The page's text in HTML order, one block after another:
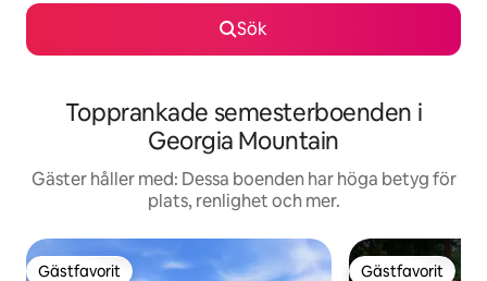
Sök
Topprankade semesterboenden i
Georgia Mountain
Gäster håller med: Dessa boenden har höga betyg för
plats, renlighet och mer.
Gästfavorit Gästfavorit